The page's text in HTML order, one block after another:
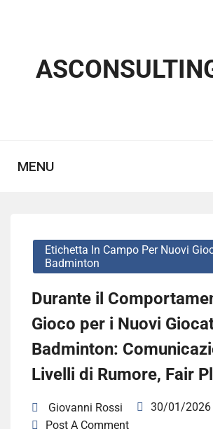
MENU
Etichetta In Campo Per Nuovi
Badminton
Durante il
Gioco per i Nuovi
Badminton:
Livelli di Rumore, Fair
Giovanni Rossi
30/01/2026
Post A Comment